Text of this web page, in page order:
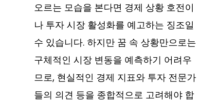
오르는 모습을 본다면 경제 상황 호전이
나 투자 시장 활성화를 예고하는 징조일
수 있습니다. 하지만 꿈 속 상황만으로는
구체적인 시장 변동을 예측하기 어려우
므로, 현실적인 경제 지표와 투자 전문가
들의 의견 등을 종합적으로 고려해야 합